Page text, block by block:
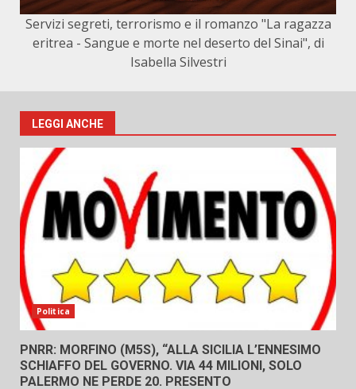
Servizi segreti, terrorismo e il romanzo "La ragazza
eritrea - Sangue e morte nel deserto del Sinai", di
Isabella Silvestri
LEGGI ANCHE
Politica
PNRR: MORFINO (M5S), “ALLA SICILIA L’ENNESIMO
SCHIAFFO DEL GOVERNO. VIA 44 MILIONI, SOLO
PALERMO NE PERDE 20. PRESENTO